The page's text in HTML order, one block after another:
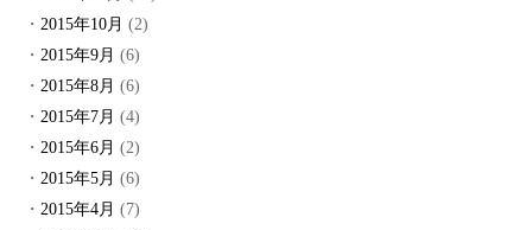
2015年10月 (2)
2015年9月 (6)
2015年8月 (6)
2015年7月 (4)
2015年6月 (2)
2015年5月 (6)
2015年4月 (7)